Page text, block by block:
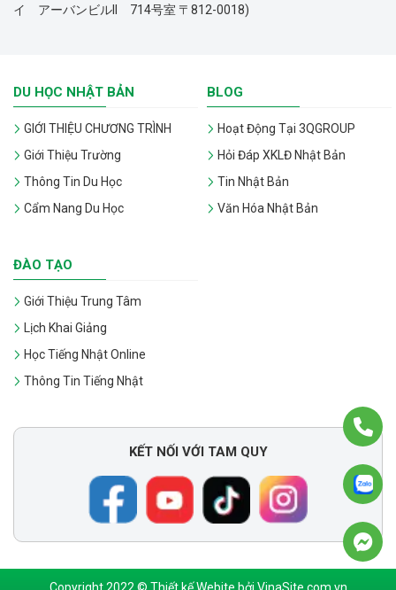
イ アーバンビルII 714号室 〒812-0018)
DU HỌC NHẬT BẢN
GIỚI THIỆU CHƯƠNG TRÌNH
Giới Thiệu Trường
Thông Tin Du Học
Cẩm Nang Du Học
BLOG
Hoạt Động Tại 3QGROUP
Hỏi Đáp XKLĐ Nhật Bản
Tin Nhật Bản
Văn Hóa Nhật Bản
ĐÀO TẠO
Giới Thiệu Trung Tâm
Lịch Khai Giảng
Học Tiếng Nhật Online
Thông Tin Tiếng Nhật
KẾT NỐI VỚI TAM QUY